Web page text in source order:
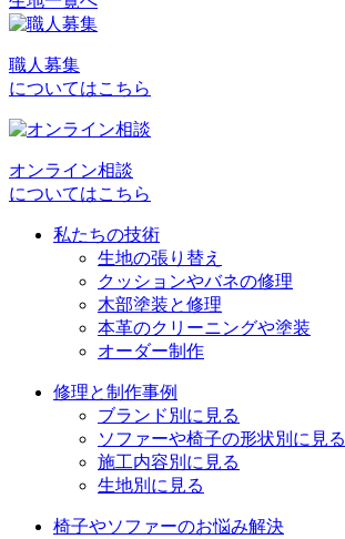
投
ナ
ビ
ー
職人募集
についてはこちら
オンライン相談
についてはこちら
私たちの技術
生地の張り替え
クッションやバネの修理
木部塗装と修理
本革のクリーニングや塗装
オーダー制作
修理と制作事例
ブランド別に見る
ソファーや椅子の形状別に見る
施工内容別に見る
生地別に見る
椅子やソファーのお悩み解決